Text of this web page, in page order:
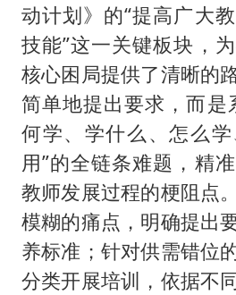
动计划》的“提高广大
技能”这一关键板块，
核心困局提供了清晰的
简单地提出要求，而是
何学、学什么、怎么
用”的全链条难题，精
教师发展过程的梗阻点
模糊的痛点，明确提出
养标准；针对供需错位
分类开展培训，依据不